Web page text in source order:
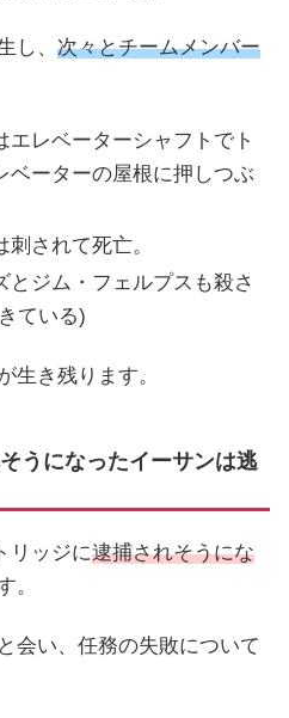
し、 次々とチームメンバー
エレベーターシャフトでト
ベーターの屋根に押しつぶ
されて死亡。
とジム・フェルプスも殺さ
ている)
生き残ります。
うになったイーサンは逃
リッジに逮捕されそうにな
。
会い、任務の失敗について